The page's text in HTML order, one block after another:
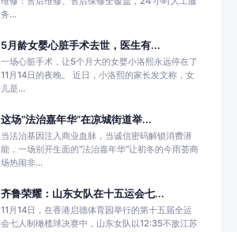
务...
5月龄女婴心脏手术去世，医生有...
一场心脏手术，让5个月大的女婴小洛熙永远停在了
11月14日的夜晚。 近日，小洛熙的家长发文称，女
儿是...
这场“法治嘉年华”在凉城街道举...
当法治基因注入商业血脉，当诚信密码解锁消费潜
能，一场别开生面的“法治嘉年华”让初冬的今雨荟商
场热闹非...
齐鲁荣耀：山东女队在十五运会七...
11月14日，在香港启德体育园举行的第十五届全运
会七人制橄榄球决赛中，山东女队以12:35不敌江苏